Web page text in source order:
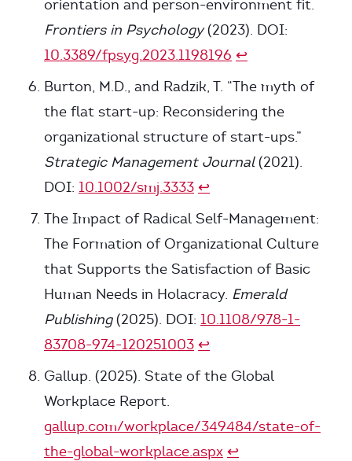
orientation and person-environment fit.
Frontiers in Psychology(2023). DOI:
10.3389/fpsyg.2023.1198196 ↩
Burton, M.D., and Radzik, T. “The myth of
the flat start-up: Reconsidering the
organizational structure of start-ups.”
Strategic Management Journal(2021).
DOI: 10.1002/smj.3333 ↩
The Impact of Radical Self-Management:
The Formation of Organizational Culture
that Supports the Satisfaction of Basic
Human Needs in Holacracy. Emerald
Publishing(2025). DOI: 10.1108/978-1-
83708-974-120251003 ↩
Gallup. (2025). State of the Global
Workplace Report.
gallup.com/workplace/349484/state-of-
the-global-workplace.aspx ↩